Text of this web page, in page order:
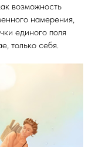
возможность
намерения,
единого поля
только себя.